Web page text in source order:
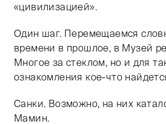
«цивилизацией».
Один шаг. Перемещаемся
времени в прошлое, в Музей
Многое за стеклом, но и для
ознакомления кое-что
Санки. Возможно, на них
Мамин.